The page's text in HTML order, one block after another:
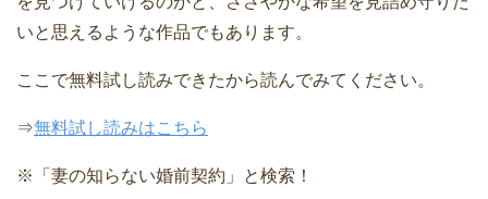
いと思えるような作品でもあります。
ここで無料試し読みできたから読んでみてください。
⇒無料試し読みはこちら
※ 「妻の知らない婚前契約」と検索！